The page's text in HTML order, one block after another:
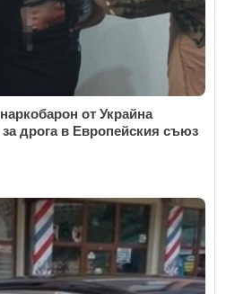
от Украйна
дрога в Европейския съюз